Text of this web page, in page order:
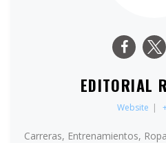
EDITORIAL
Website |
Carreras, Entrenamientos,